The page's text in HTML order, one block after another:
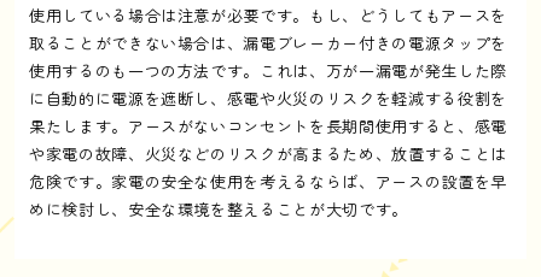
使用している場合は注意が必要です。もし、どうしてもアースを
取ることができない場合は、漏電ブレーカー付きの電源タップを
使用するのも一つの方法です。これは、万が一漏電が発生した際
に自動的に電源を遮断し、感電や火災のリスクを軽減する役割を
果たします。アースがないコンセントを長期間使用すると、感電
や家電の故障、火災などのリスクが高まるため、放置することは
危険です。家電の安全な使用を考えるならば、アースの設置を早
めに検討し、安全な環境を整えることが大切です。